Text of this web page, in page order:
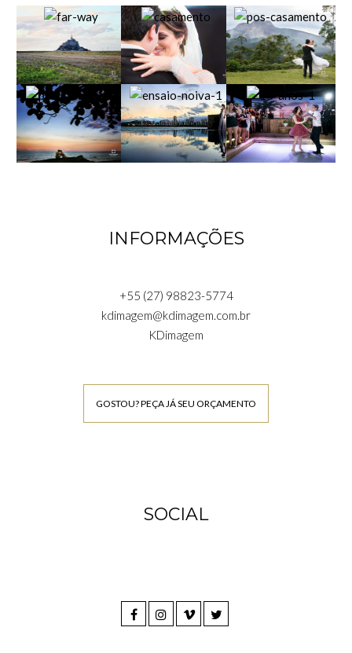
INFORMAÇÕES
+55 (27) 98823-5774
kdimagem@kdimagem.com.br
KDimagem
GOSTOU? PEÇA JÁ SEU ORÇAMENTO
SOCIAL